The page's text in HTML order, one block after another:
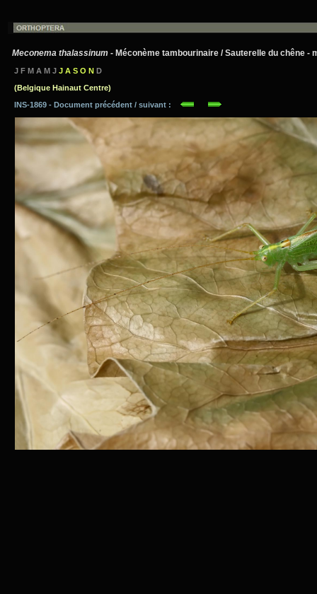
Meconema thalassinum - Méconème tambourinaire / Sauterelle du chêne -
J F M A M J J A S O N D
(Belgique Hainaut Centre)
INS-1869 - Document précédent / suivant :